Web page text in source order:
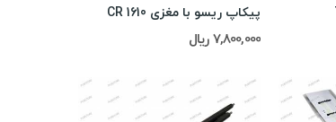
پیکاپ ریسو با مغزی CR 1610
7,800,000 ریال